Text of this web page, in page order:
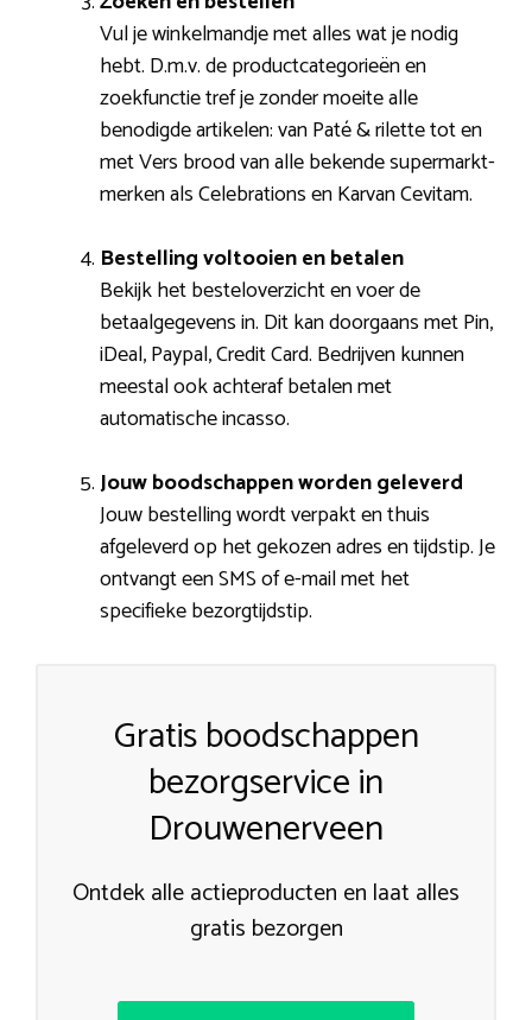
Vul je winkelmandje met alles wat je nodig
hebt. D.m.v. de productcategorieën en
zoekfunctie tref je zonder moeite alle
benodigde artikelen: van Paté & rilette tot en
met Vers brood van alle bekende supermarkt-
merken als Celebrations en Karvan Cevitam.
Bestelling voltooien en betalen
Bekijk het besteloverzicht en voer de
betaalgegevens in. Dit kan doorgaans met Pin,
iDeal, Paypal, Credit Card. Bedrijven kunnen
meestal ook achteraf betalen met
automatische incasso.
Jouw boodschappen worden geleverd
Jouw bestelling wordt verpakt en thuis
afgeleverd op het gekozen adres en tijdstip. Je
ontvangt een SMS of e-mail met het
specifieke bezorgtijdstip.
Gratis boodschappen
bezorgservice in
Drouwenerveen
Ontdek alle actieproducten en laat alles
gratis bezorgen